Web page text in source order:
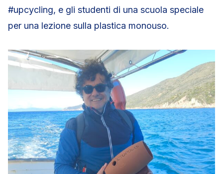
#upcycling, e gli studenti di una scuola speciale
per una lezione sulla plastica monouso.